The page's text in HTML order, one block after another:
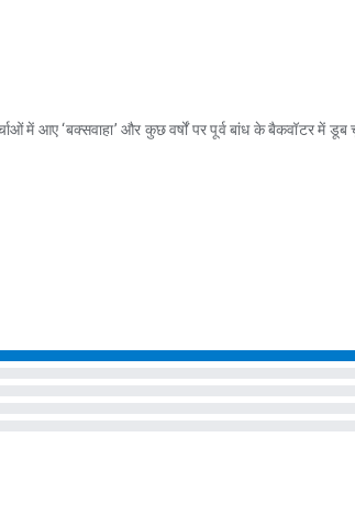
में आए ‘बक्सवाहा’ और कुछ वर्षों पर पूर्व बांध के बैकवॉटर में
में आए ‘बक्सवाहा’ और कुछ वर्षों पर पूर्व बांध के बैकवॉटर में